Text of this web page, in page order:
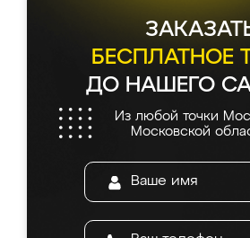
БЕСПЛАТНОЕ
ДО НАШЕГО
Из любой точки
Московской